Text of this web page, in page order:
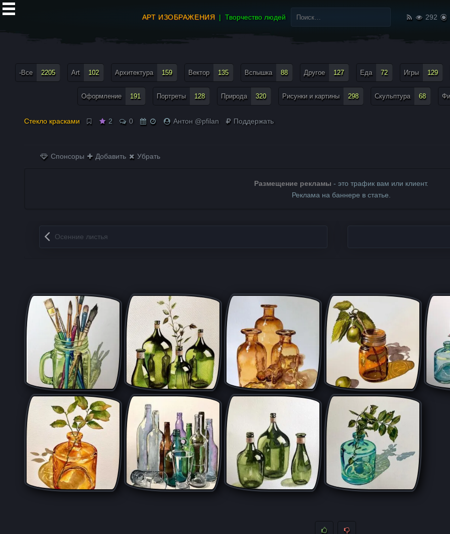
АРТ ИЗОБРАЖЕНИЯ Творчество людей
Найти:
292
-Все 2205 Art 102 Архитектура 159 Вектор 135 Вспышка 88 Другое 127 Еда 72 Игры 129
Оформление 191 Портреты 128 Природа 320 Рисунки и картины 298 Скульптура 68
Стекло красками 2 0 Антон @pfilan Поддержать
Спонсоры Добавить Убрать
Размещение рекламы - это трафик вам или клиент.
Реклама на баннере в статье.
Запись навигация
Осенние листья